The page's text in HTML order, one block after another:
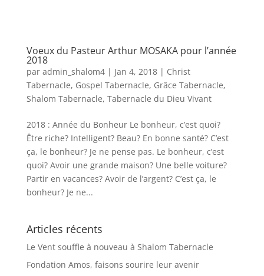
Voeux du Pasteur Arthur MOSAKA pour l’année
2018
par admin_shalom4| Jan 4, 2018| Christ
Tabernacle, Gospel Tabernacle, Grâce Tabernacle,
Shalom Tabernacle, Tabernacle du Dieu Vivant
2018 : Année du Bonheur Le bonheur, c’est quoi?
Être riche? Intelligent? Beau? En bonne santé? C’est
ça, le bonheur? Je ne pense pas. Le bonheur, c’est
quoi? Avoir une grande maison? Une belle voiture?
Partir en vacances? Avoir de l’argent? C’est ça, le
bonheur? Je ne...
Articles récents
Le Vent souffle à nouveau à Shalom Tabernacle
Fondation Amos, faisons sourire leur avenir